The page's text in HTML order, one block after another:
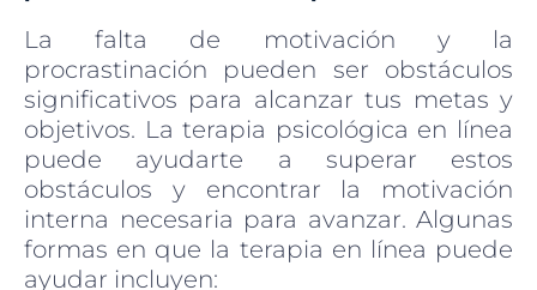
La falta de motivación y la
procrastinación pueden ser obstáculos
significativos para alcanzar tus metas y
objetivos. La terapia psicológica en línea
puede ayudarte a superar estos
obstáculos y encontrar la motivación
interna necesaria para avanzar. Algunas
formas en que la terapia en línea puede
ayudar incluyen: